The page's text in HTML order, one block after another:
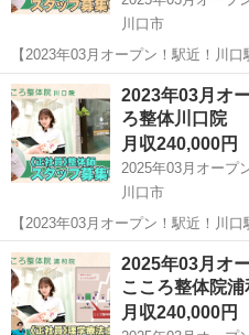
川口市
【2023年03月オープン！駅近！川
残業ほぼなし！充実した研修制度を
上げませんか？一緒に働いていただける
体院 川口院につ...
埼玉 川口市 その他
2023年03月オ
ろ整体川口院
月収240,000円
川口市
【2023年03月オープン！駅近！川
残業ほぼなし！充実した研修制度を
上げませんか？一緒に働いていただける
体院 川口院につ...
埼玉 川口市 その他
2025年03月オ
こころ整体院浦
月収240,000円